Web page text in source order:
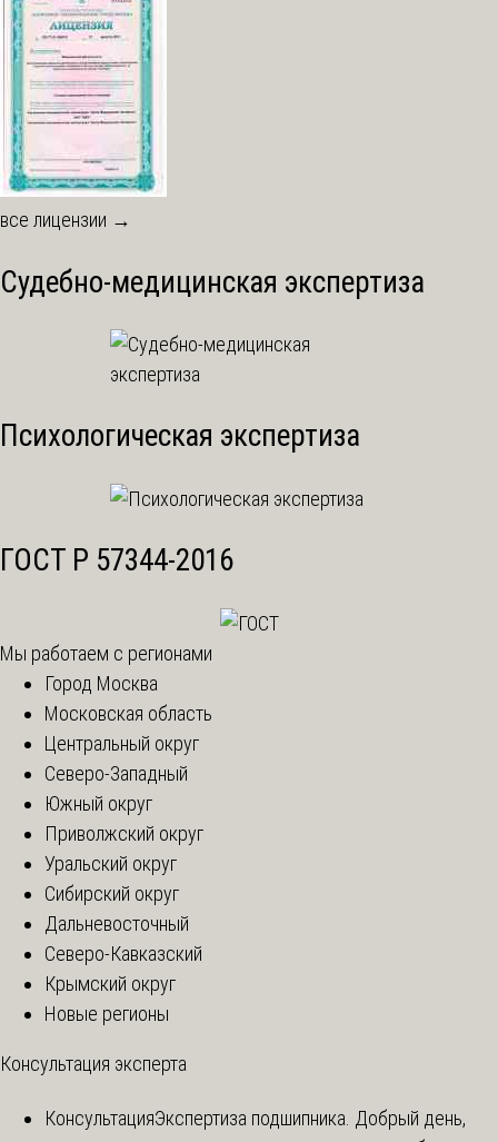
все лицензии →
Судебно-медицинская экспертиза
Психологическая экспертиза
ГОСТ Р 57344-2016
Мы работаем с регионами
Город Москва
Московская область
Центральный округ
Северо-Западный
Южный округ
Приволжский округ
Уральский округ
Сибирский округ
Дальневосточный
Северо-Кавказский
Крымский округ
Новые регионы
Консультация эксперта
КонсультацияЭкспертиза подшипника. Добрый день,